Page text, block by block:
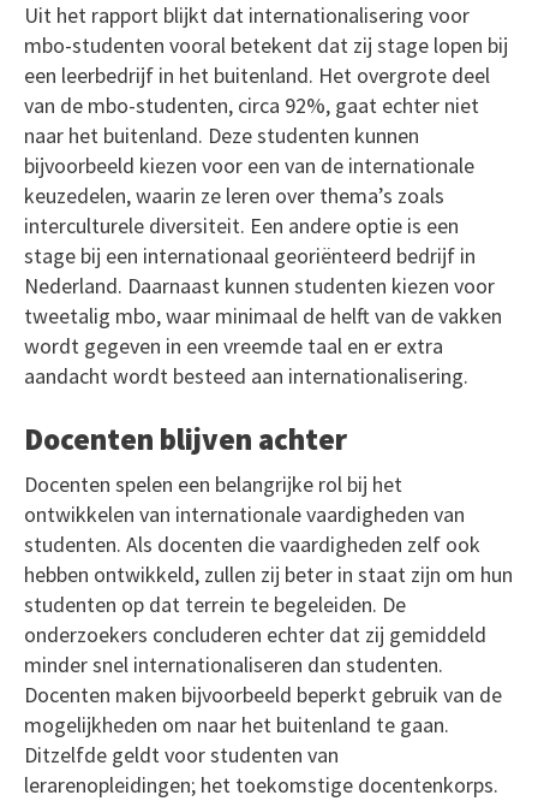
Uit het rapport blijkt dat internationalisering voor
mbo-studenten vooral betekent dat zij stage lopen bij
een leerbedrijf in het buitenland. Het overgrote deel
van de mbo-studenten, circa 92%, gaat echter niet
naar het buitenland. Deze studenten kunnen
bijvoorbeeld kiezen voor een van de internationale
keuzedelen, waarin ze leren over thema’s zoals
interculturele diversiteit. Een andere optie is een
stage bij een internationaal georiënteerd bedrijf in
Nederland. Daarnaast kunnen studenten kiezen voor
tweetalig mbo, waar minimaal de helft van de vakken
wordt gegeven in een vreemde taal en er extra
aandacht wordt besteed aan internationalisering.
Docenten blijven achter
Docenten spelen een belangrijke rol bij het
ontwikkelen van internationale vaardigheden van
studenten. Als docenten die vaardigheden zelf ook
hebben ontwikkeld, zullen zij beter in staat zijn om hun
studenten op dat terrein te begeleiden. De
onderzoekers concluderen echter dat zij gemiddeld
minder snel internationaliseren dan studenten.
Docenten maken bijvoorbeeld beperkt gebruik van de
mogelijkheden om naar het buitenland te gaan.
Ditzelfde geldt voor studenten van
lerarenopleidingen; het toekomstige docentenkorps.